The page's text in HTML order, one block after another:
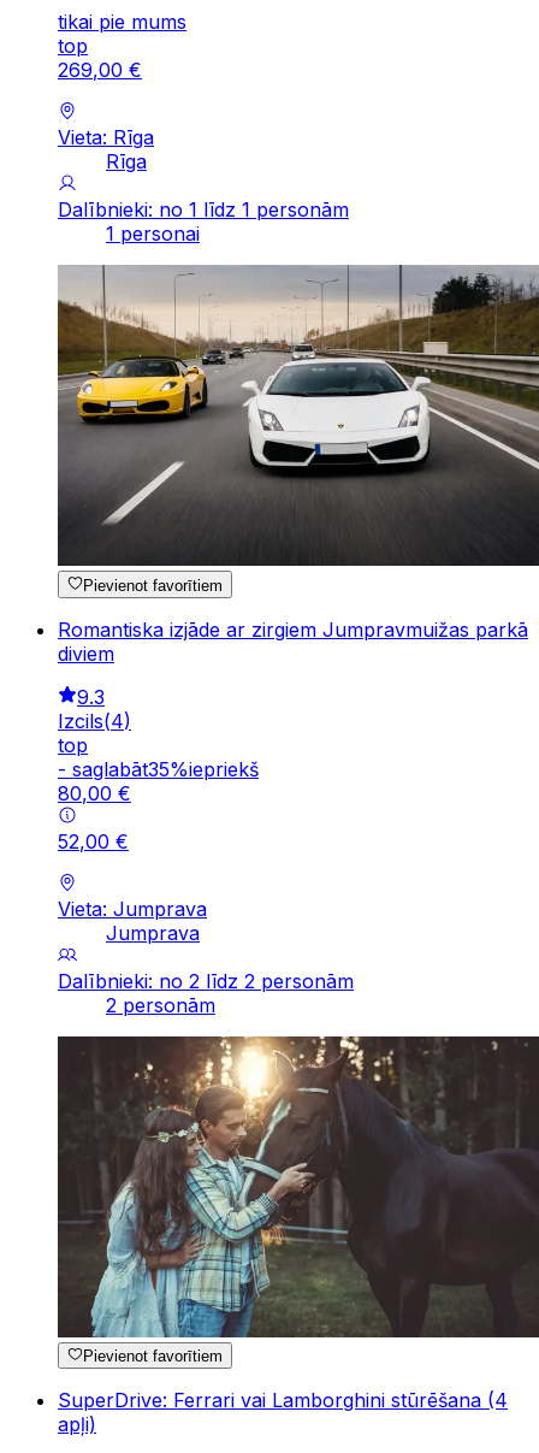
tikai pie mums
top
269,00 €
Vieta: Rīga
Rīga
Dalībnieki: no 1 līdz 1 personām
1 personai
Pievienot favorītiem
Romantiska izjāde ar zirgiem Jumpravmuižas parkā
diviem
9.3
Izcils(4)
top
- saglabāt35%iepriekš
80,00 €
52,00 €
Vieta: Jumprava
Jumprava
Dalībnieki: no 2 līdz 2 personām
2 personām
Pievienot favorītiem
SuperDrive: Ferrari vai Lamborghini stūrēšana (4
apļi)